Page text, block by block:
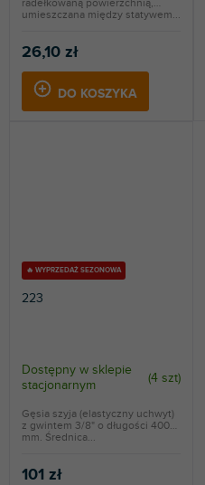
26,10 zł
DO KOSZYKA
radełkowaną powierzchnią,
umieszczana między statywem...
🔥 WYPRZEDAŻ SEZONOWA
223
Dostępny w sklepie
stacjonarnym
(4 szt)
101 zł
Gęsia szyja (elastyczny uchwyt)
z gwintem 3/8" o długości 400
mm. Średnica...